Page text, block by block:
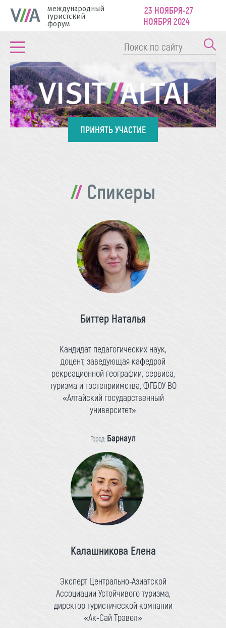
международный
туристский
форум
23 НОЯБРЯ-27
НОЯБРЯ 2024
ПРИНЯТЬ УЧАСТИЕ
Спикеры
Биттер Наталья
Кандидат педагогических наук,
доцент, заведующая кафедрой
рекреационной географии, сервиса,
туризма и гостеприимства, ФГБОУ ВО
«Алтайский государственный
университет»
Город: Барнаул
Калашникова Елена
Эксперт Центрально-Азиатской
Ассоциации Устойчивого туризма,
директор туристической компании
«Ак-Сай Трэвел»